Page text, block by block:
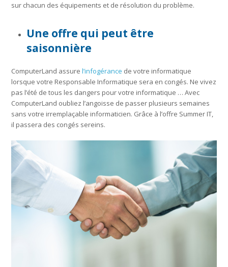
sur chacun des équipements et de résolution du problème.
Une offre qui peut être
saisonnière
ComputerLand assurel’infogérance de votre informatique
lorsque votre Responsable Informatique sera en congés. Ne vivez
pas l’été de tous les dangers pour votre informatique … Avec
ComputerLand oubliez l’angoisse de passer plusieurs semaines
sans votre irremplaçable informaticien. Grâce à l’offre Summer IT,
il passera des congés sereins.